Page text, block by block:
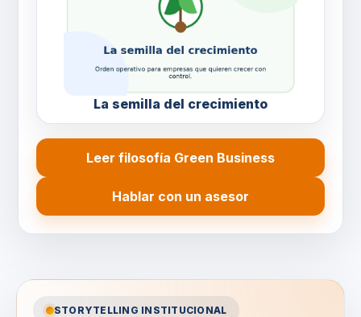
La semilla del crecimiento
Leer filosofía Green Business
Hablar con un asesor
STORYTELLING INSTITUCIONAL